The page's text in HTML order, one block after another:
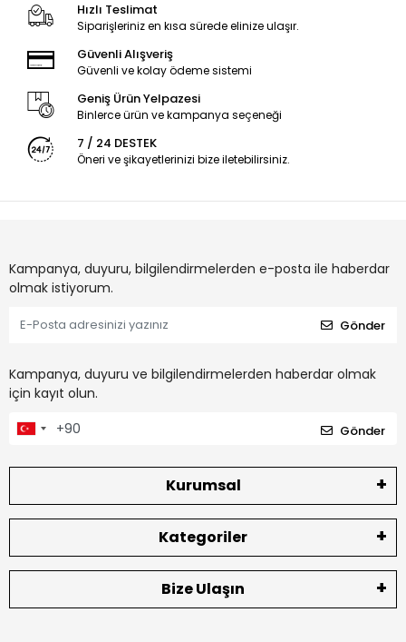
Hızlı Teslimat
Siparişleriniz en kısa sürede elinize ulaşır.
Güvenli Alışveriş
Güvenli ve kolay ödeme sistemi
Geniş Ürün Yelpazesi
Binlerce ürün ve kampanya seçeneği
7 / 24 DESTEK
Öneri ve şikayetlerinizi bize iletebilirsiniz.
Kampanya, duyuru, bilgilendirmelerden e-posta ile haberdar
olmak istiyorum.
Gönder
Kampanya, duyuru ve bilgilendirmelerden haberdar olmak
için kayıt olun.
Gönder
Kurumsal
Kategoriler
Bize Ulaşın